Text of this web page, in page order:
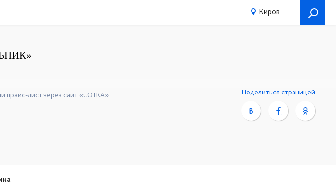
Киров
прайс-лист через сайт «СОТКА». Поделиться страницей